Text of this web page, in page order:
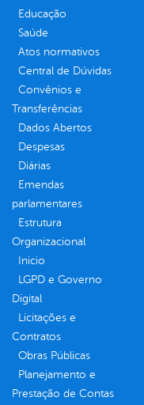
Educação
Saúde
Atos normativos
Central de Dúvidas
Convênios e
Transferências
Dados Abertos
Despesas
Diárias
Emendas
parlamentares
Estrutura
Organizacional
Inicio
LGPD e Governo
Digital
Licitações e
Contratos
Obras Públicas
Planejamento e
Prestação de Contas